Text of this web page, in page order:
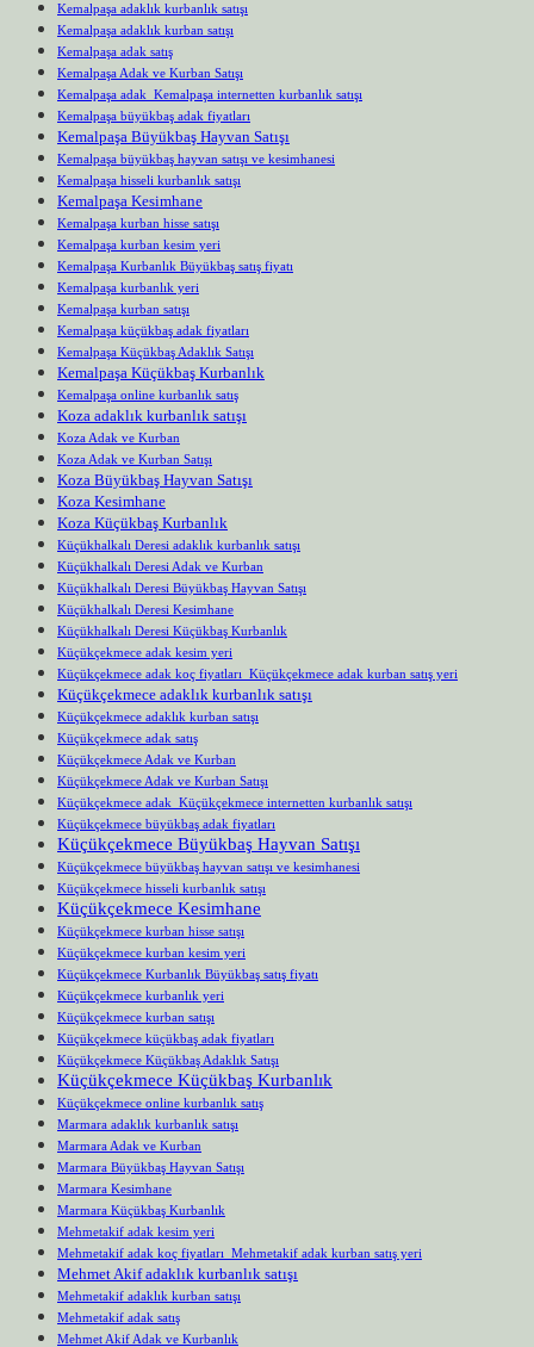
Kemalpaşa adaklık kurbanlık satışı
Kemalpaşa adaklık kurban satışı
Kemalpaşa adak satış
Kemalpaşa Adak ve Kurban Satışı
Kemalpaşa adak Kemalpaşa internetten kurbanlık satışı
Kemalpaşa büyükbaş adak fiyatları
Kemalpaşa Büyükbaş Hayvan Satışı
Kemalpaşa büyükbaş hayvan satışı ve kesimhanesi
Kemalpaşa hisseli kurbanlık satışı
Kemalpaşa Kesimhane
Kemalpaşa kurban hisse satışı
Kemalpaşa kurban kesim yeri
Kemalpaşa Kurbanlık Büyükbaş satış fiyatı
Kemalpaşa kurbanlık yeri
Kemalpaşa kurban satışı
Kemalpaşa küçükbaş adak fiyatları
Kemalpaşa Küçükbaş Adaklık Satışı
Kemalpaşa Küçükbaş Kurbanlık
Kemalpaşa online kurbanlık satış
Koza adaklık kurbanlık satışı
Koza Adak ve Kurban
Koza Adak ve Kurban Satışı
Koza Büyükbaş Hayvan Satışı
Koza Kesimhane
Koza Küçükbaş Kurbanlık
Küçükhalkalı Deresi adaklık kurbanlık satışı
Küçükhalkalı Deresi Adak ve Kurban
Küçükhalkalı Deresi Büyükbaş Hayvan Satışı
Küçükhalkalı Deresi Kesimhane
Küçükhalkalı Deresi Küçükbaş Kurbanlık
Küçükçekmece adak kesim yeri
Küçükçekmece adak koç fiyatları Küçükçekmece adak kurban satış yeri
Küçükçekmece adaklık kurbanlık satışı
Küçükçekmece adaklık kurban satışı
Küçükçekmece adak satış
Küçükçekmece Adak ve Kurban
Küçükçekmece Adak ve Kurban Satışı
Küçükçekmece adak Küçükçekmece internetten kurbanlık satışı
Küçükçekmece büyükbaş adak fiyatları
Küçükçekmece Büyükbaş Hayvan Satışı
Küçükçekmece büyükbaş hayvan satışı ve kesimhanesi
Küçükçekmece hisseli kurbanlık satışı
Küçükçekmece Kesimhane
Küçükçekmece kurban hisse satışı
Küçükçekmece kurban kesim yeri
Küçükçekmece Kurbanlık Büyükbaş satış fiyatı
Küçükçekmece kurbanlık yeri
Küçükçekmece kurban satışı
Küçükçekmece küçükbaş adak fiyatları
Küçükçekmece Küçükbaş Adaklık Satışı
Küçükçekmece Küçükbaş Kurbanlık
Küçükçekmece online kurbanlık satış
Marmara adaklık kurbanlık satışı
Marmara Adak ve Kurban
Marmara Büyükbaş Hayvan Satışı
Marmara Kesimhane
Marmara Küçükbaş Kurbanlık
Mehmetakif adak kesim yeri
Mehmetakif adak koç fiyatları Mehmetakif adak kurban satış yeri
Mehmet Akif adaklık kurbanlık satışı
Mehmetakif adaklık kurban satışı
Mehmetakif adak satış
Mehmet Akif Adak ve Kurbanlık